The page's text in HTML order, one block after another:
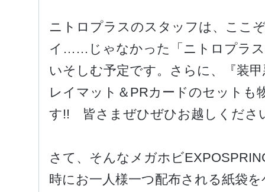
ニトロプラスのスタッフは、ここ
イ……じゃなかった「ニトロプラ
いそしむ予定です。さらに、『装
レイマット＆PRカードのセットも
す!! 皆さまぜひぜひお越しくださ
さて、そんなメガホビ
時にお一人様一つ配布される紙袋